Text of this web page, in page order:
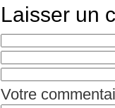
Laisser un
Votre